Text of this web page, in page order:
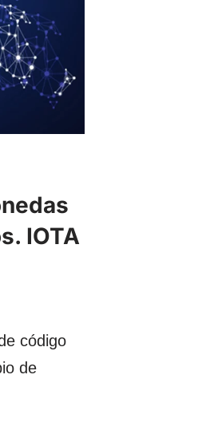
IOTA
código
de